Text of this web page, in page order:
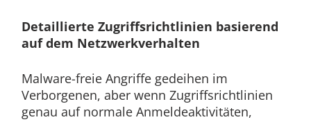
Detaillierte Zugriffsrichtlinien basierend
auf dem Netzwerkverhalten
Malware-freie Angriffe gedeihen im
Verborgenen, aber wenn Zugriffsrichtlinien
genau auf normale Anmeldeaktivitäten,